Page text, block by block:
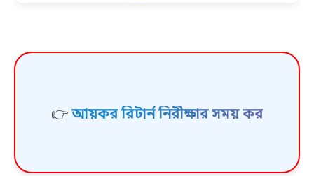
কর্মকর্তারা কী কী দেখেন? | Tax Audit